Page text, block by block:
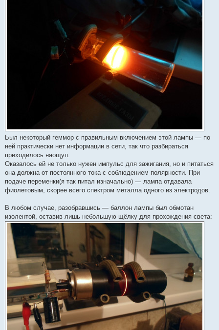
Был некоторый геммор с правильным включением этой лампы — по
ней практически нет информации в сети, так что разбираться
приходилось наощуп.
Оказалось ей не только нужен импульс для зажигания, но и питаться
она должна от постоянного тока с соблюдением полярности. При
подаче переменки(я так питал изначально) — лампа отдавала
фиолетовым, скорее всего спектром металла одного из электродов.
В любом случае, разобравшись — баллон лампы был обмотан
изолентой, оставив лишь небольшую щёлку для прохождения света: